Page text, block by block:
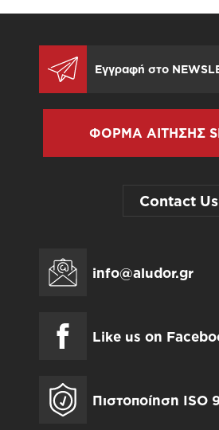
ΦΟΡΜΑ ΑΙΤΗΣΗΣ
Contact Us
info@aludor.gr
Like us on
Πιστοποίηση ISO